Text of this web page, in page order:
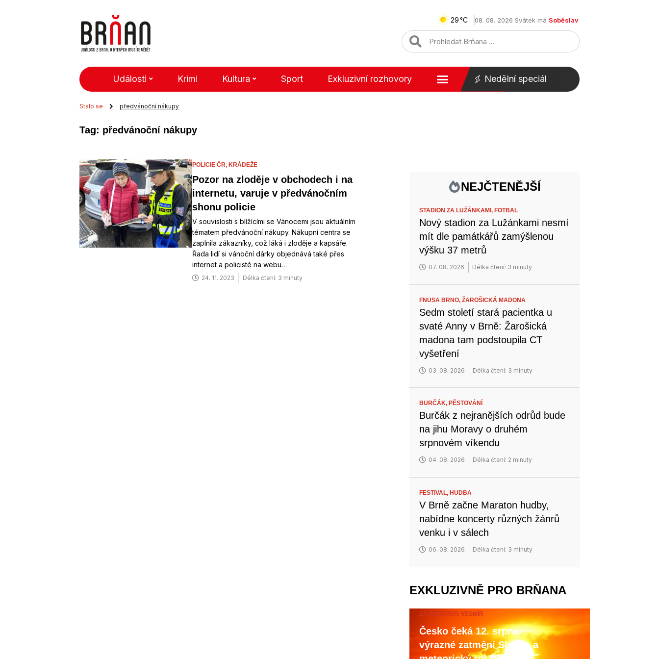
29 08. 08. 2026 Svátek má Soběslav
Události Krimi Kultura Sport Exkluzivní rozhovory Nedělní speciál
Stalo se předvánoční nákupy
Tag: předvánoční nákupy
POLICIE ČR, KRÁDEŽE
Pozor na zloděje v obchodech i na
internetu, varuje v předvánočním
shonu policie
V souvislosti s blížícími se Vánocemi jsou aktuálním
tématem předvánoční nákupy. Nákupní centra se
zaplnila zákazníky, což láká i zloděje a kapsáře.
Řada lidí si vánoční dárky objednává také přes
internet a policisté na webu…
24. 11. 2023 Délka čtení: 3 minuty
NEJČTENĚJŠÍ
STADION ZA LUŽÁNKAMI, FOTBAL
Nový stadion za Lužánkami nesmí
mít dle památkářů zamýšlenou
výšku 37 metrů
07. 08. 2026 Délka čtení: 3 minuty
FNUSA BRNO,ŽAROŠICKÁ MADONA
Sedm století stará pacientka u
svaté Anny v Brně: Žarošická
madona tam podstoupila CT
vyšetření
03. 08. 2026 Délka čtení: 3 minuty
BURČÁK, PĚSTOVÁNÍ
Burčák z nejranějších odrůd bude
na jihu Moravy o druhém
srpnovém víkendu
04. 08. 2026 Délka čtení: 2 minuty
FESTIVAL,HUDBA
V Brně začne Maraton hudby,
nabídne koncerty různých žánrů
venku i v sálech
06. 08. 2026 Délka čtení: 3 minuty
EXKLUZIVNĚ PRO BRŇANA
ZAJÍMAVOSTI,VESMÍR
Česko čeká 12. srpna
výrazné zatmění Slunce a